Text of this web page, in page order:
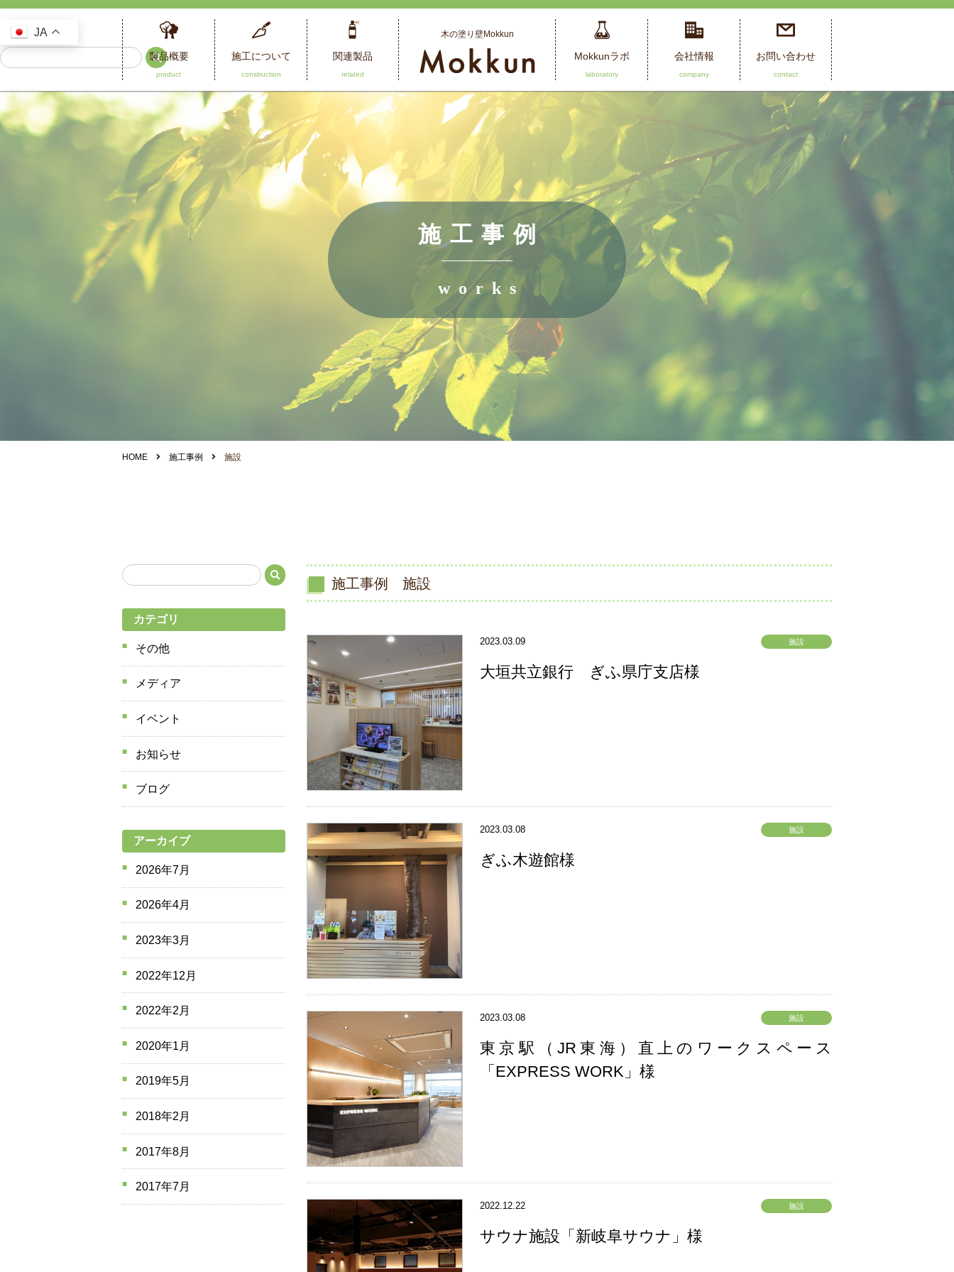
JA 木の塗り壁Mokkun
製品概要 施工について 関連製品 Mokkunラボ 会社情報 お問い合わせ
施工事例
HOME 施工事例 施設
施工事例 施設
2023.03.09 施設
大垣共立銀行 ぎふ県庁支店様
2023.03.08 施設
ぎふ木遊館様
2023.03.08 施設
東京駅（JR東海）直上のワークスペース
「EXPRESS WORK」様
2022.12.22 施設
サウナ施設「新岐阜サウナ」様
カテゴリ
その他
メディア
イベント
お知らせ
ブログ
アーカイブ
2026年7月
2026年4月
2023年3月
2022年12月
2022年2月
2020年1月
2019年5月
2018年2月
2017年8月
2017年7月